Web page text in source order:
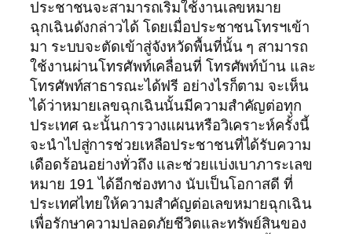
ประชาชนจะสามารถเริ่มใช้งานเลขหมาย
ฉุกเฉินดังกล่าวได้ โดยเมื่อประชาชนโทรฯเข้า
มา ระบบจะตัดเข้าสู่จังหวัดพื้นที่นั้น ๆ สามารถ
ใช้งานผ่านโทรศัพท์เคลื่อนที่ โทรศัพท์บ้าน และ
โทรศัพท์สาธารณะได้ฟรี อย่างไรก็ตาม จะเห็น
ได้ว่าหมายเลขฉุกเฉินนั้นมีความสำคัญต่อทุก
ประเทศ ฉะนั้นการวางแผนหรือวิเคราะห์ครั้งนี้
จะนำไปสู่การช่วยเหลือประชาชนที่ได้รับความ
เดือดร้อนอย่างทั่วถึง และช่วยแบ่งเบาภาระเลข
หมาย 191 ได้อีกช่องทาง นับเป็นโอกาสดี ที่
ประเทศไทยให้ความสำคัญต่อเลขหมายฉุกเฉิน
เพื่อรักษาความปลอดภัยชีวิตและทรัพย์สินของ